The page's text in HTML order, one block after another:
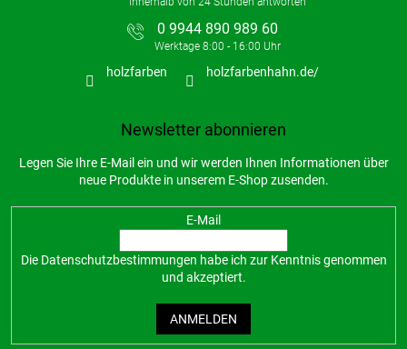
0 9944 890 989 60
holzfarben holzfarbenhahn.de/
Newsletter abonnieren
Legen Sie Ihre E-Mail ein und wir werden Ihnen Informationen über
neue Produkte in unserem E-Shop zusenden.
E-Mail
Die Datenschutzbestimmungen habe ich zur Kenntnis genommen
und akzeptiert.
ANMELDEN